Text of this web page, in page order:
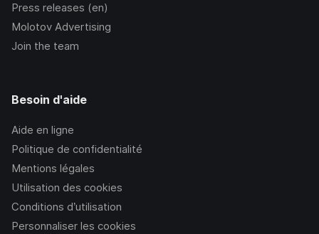
Press releases (en)
Molotov Advertising
Join the team
Besoin d'aide
Aide en ligne
Politique de confidentialité
Mentions légales
Utilisation des cookies
Conditions d’utilisation
Personnaliser les cookies